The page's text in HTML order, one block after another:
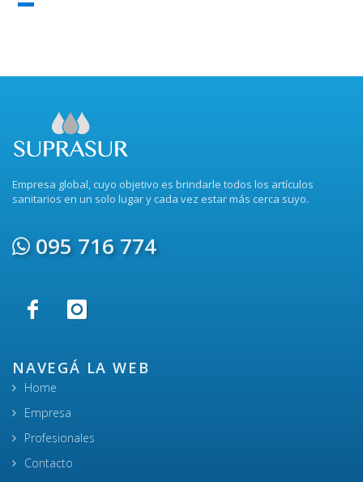
Empresa global, cuyo objetivo es brindarle todos los artículos
sanitarios en un solo lugar y cada vez estar más cerca suyo.
095 716 774
NAVEGÁ LA WEB
Home
Empresa
Profesionales
Contacto